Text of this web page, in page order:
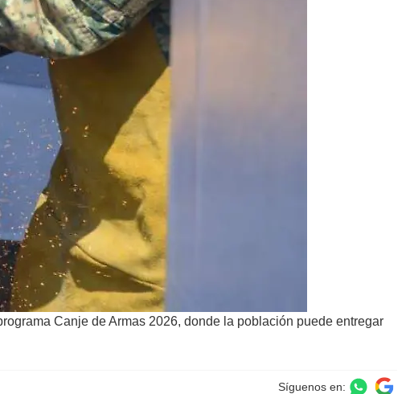
Canje de Armas 2026, donde la población puede entregar
Síguenos en: